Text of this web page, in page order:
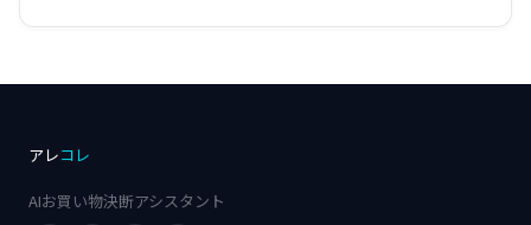
アレコレ
AIお買い物決断アシスタント